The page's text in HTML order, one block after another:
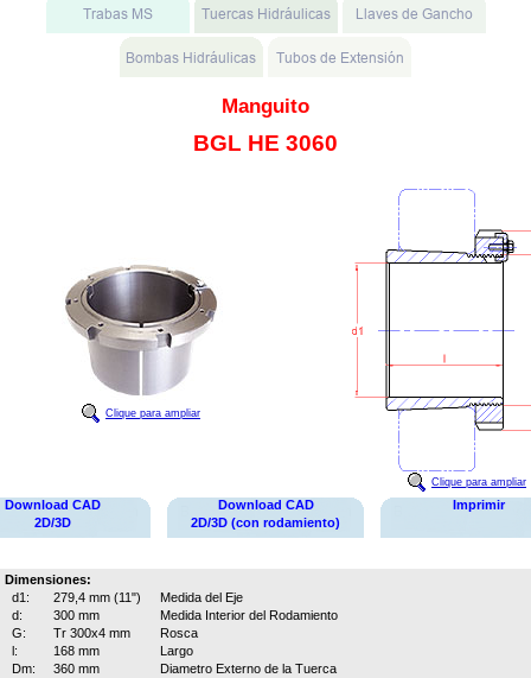
Manguito
BGL HE 3060
Clique para ampliar
Clique para ampliar
Download CAD
2D/3D
Download CAD
2D/3D (con rodamiento)
Imprimir
Dimensiones:
d1:
279,4 mm (11")
Medida del Eje
d:
300 mm
Medida Interior del Rodamiento
G:
Tr 300x4 mm
Rosca
l:
168 mm
Largo
Dm:
360 mm
Diametro Externo de la Tuerca